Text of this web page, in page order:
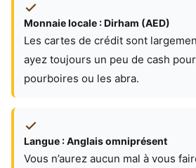
Monnaie locale : Dirham (AED)
Les cartes de crédit sont
ayez toujours un peu de cash
pourboires ou les abra.
Langue : Anglais omniprésent
Vous n’aurez aucun mal à vous